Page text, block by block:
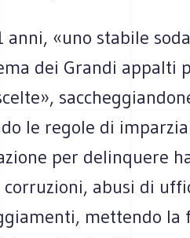
anni, «uno stabile
dei Grandi appalti
le regole di
per delinquere
abusi di
mettendo la